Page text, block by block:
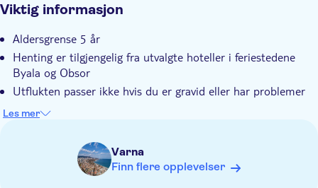
Dyktig lokalguide med stor kunnskap om Bulgaria
Viktig informasjon
Aldersgrense 5 år
Henting er tilgjengelig fra utvalgte hoteller i feriestedene
Byala og Obsor
Utflukten passer ikke hvis du er gravid eller har problemer
Ta med gode sko
Ta med myggmiddel
Les mer
Varna
Finn flere opplevelser